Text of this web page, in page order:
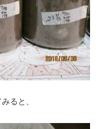
ると、